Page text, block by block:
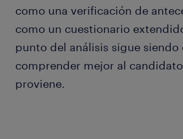
como una verificación de
como un cuestionario
punto del análisis sigue siendo
comprender mejor al
proviene.